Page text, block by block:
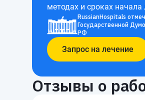
методах и сроках начала
RussianHospitals
Государственной
РФ
Запрос на лечение
Отзывы о